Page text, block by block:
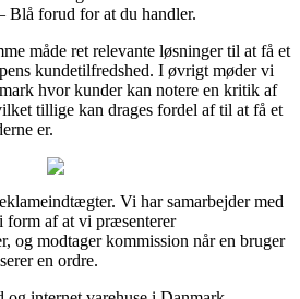
Blå forud for at du handler.
måde ret relevante løsninger til at få et
kundetilfredshed. I øvrigt møder vi
hvor kunder kan notere en kritik af
tillige kan drages fordel af til at få et
er.
Vi har samarbejder med
form af at vi præsenterer
og modtager kommission når en bruger
en ordre.